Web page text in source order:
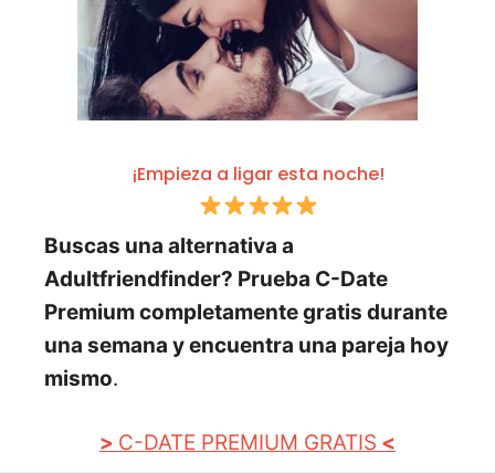
¡Empieza a ligar esta noche!
Buscas una alternativa a
Adultfriendfinder? Prueba C-Date
Premium completamente gratis durante
una semana y encuentra una pareja hoy
mismo.
> C-DATE PREMIUM GRATIS <